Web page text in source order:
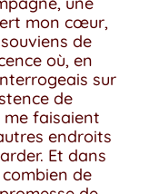
mon cœur,
de
où, en
sur
de
me faisaient
endroits
Et dans
de